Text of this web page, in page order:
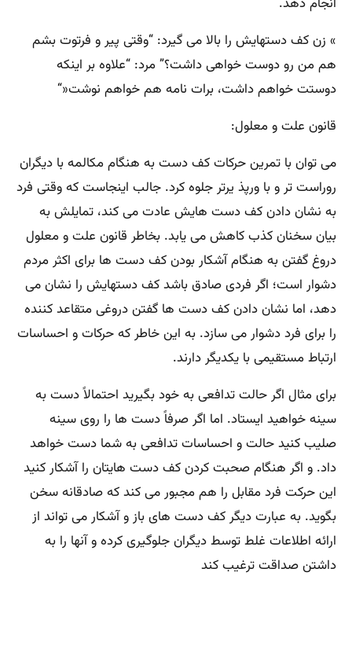
انجام دهد.
« زن کف دستهایش را بالا می گیرد: “وقتی پیر و فرتوت بشم
هم من رو دوست خواهی داشت؟” مرد: “علاوه بر اینکه
دوستت خواهم داشت، برات نامه هم خواهم نوشت“»
قانون علت و معلول:
می توان با تمرین حرکات کف دست به هنگام مکالمه با دیگران
روراست تر و با ورپذ یرتر جلوه کرد. جالب اینجاست که وقتی فرد
به نشان دادن کف دست هایش عادت می کند، تمایلش به
بیان سخنان کذب کاهش می یابد. بخاطر قانون علت و معلول
دروغ گفتن به هنگام آشکار بودن کف دست ها برای اکثر مردم
دشوار است؛ اگر فردی صادق باشد کف دستهایش را نشان می
دهد، اما نشان دادن کف دست ها گفتن دروغی متقاعد کننده
را برای فرد دشوار می سازد. به این خاطر که حرکات و احساسات
ارتباط مستقیمی با یکدیگر دارند.
برای مثال اگر حالت تدافعی به خود بگیرید احتمالاً دست به
سینه خواهید ایستاد. اما اگر صرفاً دست ها را روی سینه
صلیب کنید حالت و احساسات تدافعی به شما دست خواهد
داد. و اگر هنگام صحبت کردن کف دست هایتان را آشکار کنید
این حرکت فرد مقابل را هم مجبور می کند که صادقانه سخن
بگوید. به عبارت دیگر کف دست های باز و آشکار می تواند از
ارائه اطلاعات غلط توسط دیگران جلوگیری کرده و آنها را به
داشتن صداقت ترغیب کند